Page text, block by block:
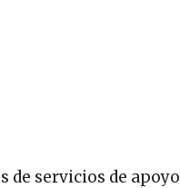
de servicios de apoyo